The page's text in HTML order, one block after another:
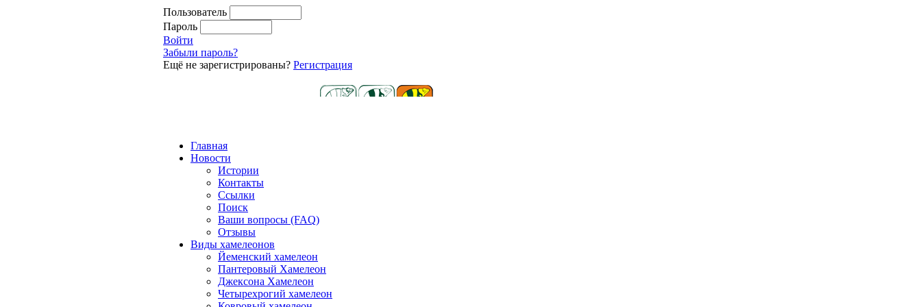
Пользователь
Пароль
Войти
Забыли пароль?
Ещё не зарегистрированы? Регистрация
Главная
Новости
Истории
Контакты
Ссылки
Поиск
Ваши вопросы (FAQ)
Отзывы
Виды хамелеонов
Йеменский хамелеон
Пантеровый Хамелеон
Джексона Хамелеон
Четырехрогий хамелеон